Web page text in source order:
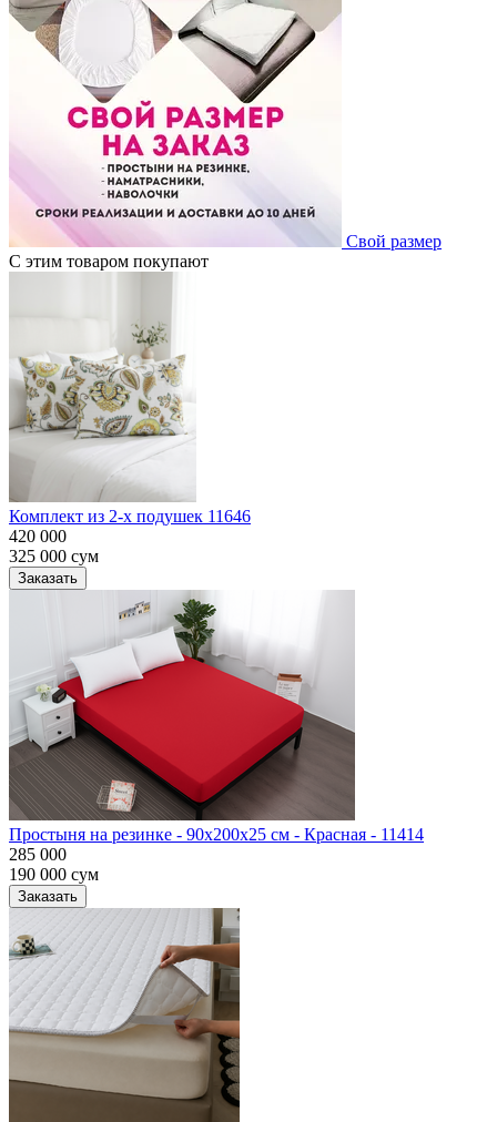
Свой размер
С этим товаром покупают
Комплект из 2-х подушек 11646
420 000
325 000 сум
Заказать
Простыня на резинке - 90x200x25 cм - Красная - 11414
285 000
190 000 сум
Заказать